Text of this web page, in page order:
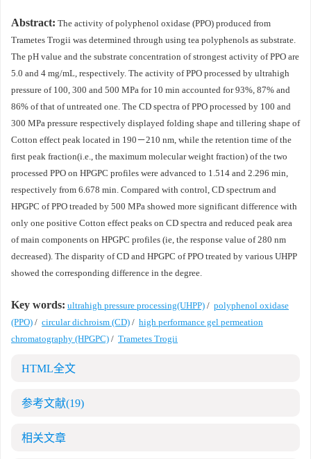
Abstract: The activity of polyphenol oxidase (PPO) produced from
Trametes Trogii was determined through using tea polyphenols as substrate.
The pH value and the substrate concentration of strongest activity of PPO are
5.0 and 4 mg/mL, respectively. The activity of PPO processed by ultrahigh
pressure of 100, 300 and 500 MPa for 10 min accounted for 93%, 87% and
86% of that of untreated one. The CD spectra of PPO processed by 100 and
300 MPa pressure respectively displayed folding shape and tillering shape of
Cotton effect peak located in 190－210 nm, while the retention time of the
first peak fraction(i.e., the maximum molecular weight fraction) of the two
processed PPO on HPGPC profiles were advanced to 1.514 and 2.296 min,
respectively from 6.678 min. Compared with control, CD spectrum and
HPGPC of PPO treaded by 500 MPa showed more significant difference with
only one positive Cotton effect peaks on CD spectra and reduced peak area
of main components on HPGPC profiles (ie, the response value of 280 nm
decreased). The disparity of CD and HPGPC of PPO treated by various UHPP
showed the corresponding difference in the degree.
Key words: ultrahigh pressure processing(UHPP) / polyphenol oxidase
(PPO) / circular dichroism (CD) / high performance gel permeation
chromatography (HPGPC) / Trametes Trogii
HTML全文
参考文献(19)
相关文章